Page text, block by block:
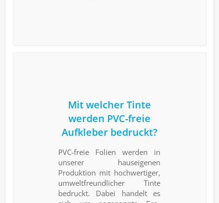
Mit welcher Tinte
werden PVC-freie
Aufkleber bedruckt?
PVC-freie Folien werden in
unserer hauseigenen
Produktion mit hochwertiger,
umweltfreundlicher Tinte
bedruckt. Dabei handelt es